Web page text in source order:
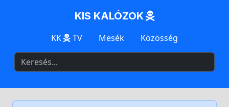
KIS KALÓZOK
KK TV Mesék Közösség